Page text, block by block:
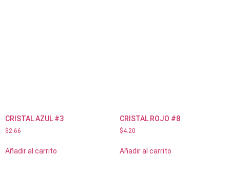
CRISTAL AZUL #3
$2.66
Añadir al carrito
CRISTAL ROJO #8
$4.20
Añadir al carrito